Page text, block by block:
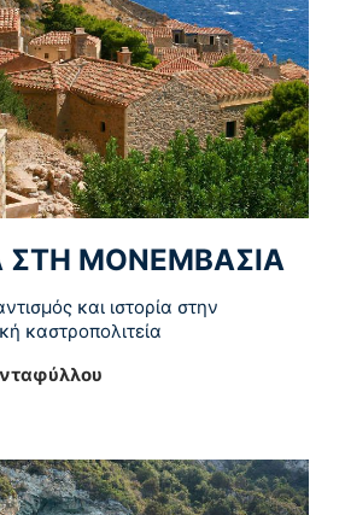
ΣΤΗ ΜΟΝΕΜΒΑΣΙΆ
και ιστορία στην
καστροπολιτεία